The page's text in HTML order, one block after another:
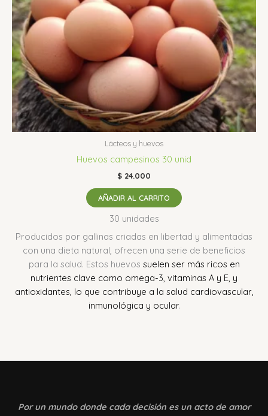
Lácteos y huevos
Huevos campesinos 30 unid
$ 24.000
AÑADIR AL CARRITO
30 unidades
Producidos por gallinas criadas en libertad y alimentadas
con una dieta natural, ofrecen una serie de beneficios
para la salud. Estos huevos suelen ser más ricos en
nutrientes clave como omega-3, vitaminas A y E, y
antioxidantes, lo que contribuye a la salud cardiovascular,
inmunológica y ocular.
Por un mundo donde cada decisión es un acto de amor